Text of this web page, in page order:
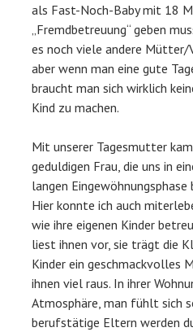
als Fast-Noch-Baby mit 18
„Fremdbetreuung“ geben
es noch viele andere Mütter/
aber wenn man eine gute
braucht man sich wirklich
Kind zu machen.
Mit unserer Tagesmutter
geduldigen Frau, die uns in
langen
Hier konnte ich auch
wie ihre eigenen Kinder
liest ihnen vor, sie trägt die
Kinder ein geschmackvolles
ihnen viel raus. In ihrer
Atmosphäre, man fühlt sich
berufstätige Eltern werden